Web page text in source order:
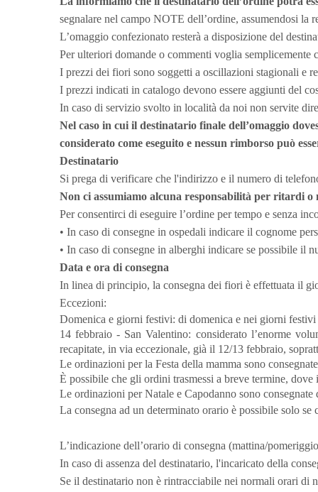
segnalare nel campo NOTE dell’ordine, assumendosi la
L’omaggio confezionato resterà a disposizione del
Per ulteriori domande o commenti voglia semplicemente
I prezzi dei fiori sono soggetti a oscillazioni stagionali e
I prezzi indicati in catalogo devono essere aggiunti del
In caso di servizio svolto in località da noi non servite
Nel caso in cui il destinatario finale dell’omaggio
considerato come eseguito e nessun rimborso può
Destinatario
Si prega di verificare che l'indirizzo e il numero di
Non ci assumiamo alcuna responsabilità per ritardi o
Per consentirci di eseguire l’ordine per tempo e senza
• In caso di consegne in ospedali indicare il cognome
• In caso di consegne in alberghi indicare se possibile il
Data e ora di consegna
In linea di principio, la consegna dei fiori è effettuata il
Eccezioni:
Domenica e giorni festivi: di domenica e nei giorni festivi
14 febbraio - San Valentino: considerato l’enorme
recapitate, in via eccezionale, già il 12/13 febbraio,
Le ordinazioni per la Festa della mamma sono
È possibile che gli ordini trasmessi a breve termine,
Le ordinazioni per Natale e Capodanno sono
La consegna ad un determinato orario è possibile solo
L’indicazione dell’orario di consegna (mattina/
In caso di assenza del destinatario, l'incaricato della
Se il destinatario non è rintracciabile nei normali orari di